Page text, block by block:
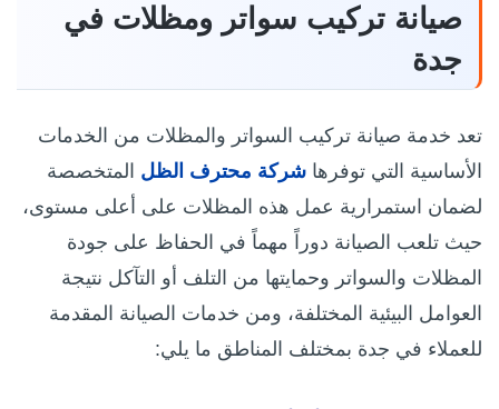
صيانة تركيب سواتر ومظلات في
جدة
تعد خدمة صيانة تركيب السواتر والمظلات من الخدمات
الأساسية التي توفرها شركة محترف الظل المتخصصة
لضمان استمرارية عمل هذه المظلات على أعلى مستوى،
حيث تلعب الصيانة دوراً مهماً في الحفاظ على جودة
المظلات والسواتر وحمايتها من التلف أو التآكل نتيجة
العوامل البيئية المختلفة، ومن خدمات الصيانة المقدمة
للعملاء في جدة بمختلف المناطق ما يلي: